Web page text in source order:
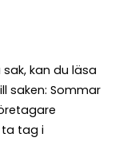
kan du läsa
saken: Sommar
tag i